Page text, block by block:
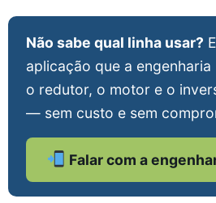
Não sabe qual linha usar?
aplicação que a
o redutor, o motor e o
— sem custo e sem
Falar com a